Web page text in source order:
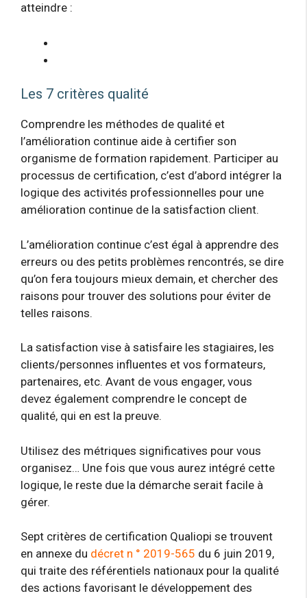
atteindre :
Les 7 critères qualité
Comprendre les méthodes de qualité et
l’amélioration continue aide à certifier son
organisme de formation rapidement. Participer au
processus de certification, c’est d’abord intégrer la
logique des activités professionnelles pour une
amélioration continue de la satisfaction client.
L’amélioration continue c’est égal à apprendre des
erreurs ou des petits problèmes rencontrés, se dire
qu’on fera toujours mieux demain, et chercher des
raisons pour trouver des solutions pour éviter de
telles raisons.
La satisfaction vise à satisfaire les stagiaires, les
clients/personnes influentes et vos formateurs,
partenaires, etc. Avant de vous engager, vous
devez également comprendre le concept de
qualité, qui en est la preuve.
Utilisez des métriques significatives pour vous
organisez… Une fois que vous aurez intégré cette
logique, le reste due la démarche serait facile à
gérer.
Sept critères de certification Qualiopi se trouvent
en annexe du décret n ° 2019-565 du 6 juin 2019,
qui traite des référentiels nationaux pour la qualité
des actions favorisant le développement des